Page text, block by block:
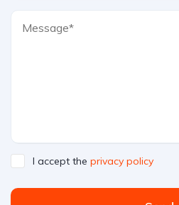
I accept the privacy policy